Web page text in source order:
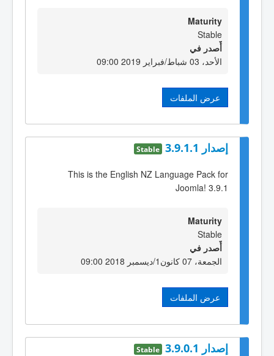
Maturity
Stable
أٌصدر في
الأحد، 03 شباط/فبراير 2019 09:00
عرض الملفات
إصدار 3.9.1.1 Stable
This is the English NZ Language Pack for
Joomla! 3.9.1
Maturity
Stable
أٌصدر في
الجمعة، 07 كانون1/ديسمبر 2018 09:00
عرض الملفات
إصدار 3.9.0.1 Stable